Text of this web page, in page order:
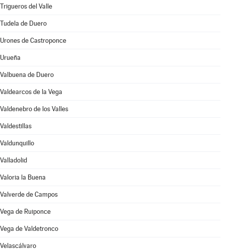
Trigueros del Valle
Tudela de Duero
Urones de Castroponce
Urueña
Valbuena de Duero
Valdearcos de la Vega
Valdenebro de los Valles
Valdestillas
Valdunquillo
Valladolid
Valoria la Buena
Valverde de Campos
Vega de Ruiponce
Vega de Valdetronco
Velascálvaro